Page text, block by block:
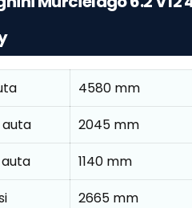
4580 mm
auta
2045 mm
1140 mm
2665 mm